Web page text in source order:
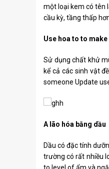
một loại kem có tên
cầu kỳ, tầng thấp
Use hoa to to
Sử dụng chất khử
kể cả các sinh vật
someone Update
A lão hóa bằng dầu
Dầu có đặc tính
trường có rất nhiều